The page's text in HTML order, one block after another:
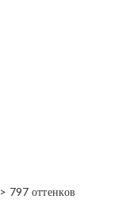
> 797 оттенков